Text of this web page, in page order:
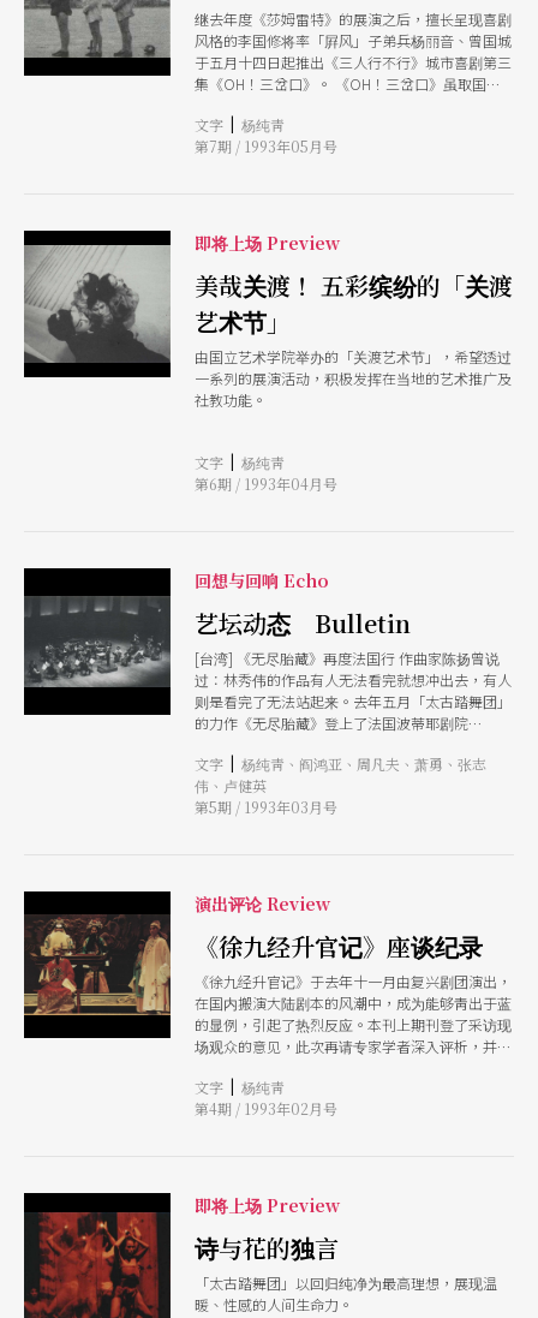
继去年度《莎姆雷特》的展演之后，擅长呈现喜剧
风格的李国修将率「屛风」子弟兵杨丽音、曾国城
于五月十四日起推出《三人行不行》城市喜剧第三
集《OH！三岔口》。 《OH！三岔口》虽取国剧
题，但在剧情结构上则是一个和《三岔口》完全不
同的故事：以来自大陆、香港、台湾三个原本是
的敏感话题提出新的观察。 （杨纯靑）
文字 | 杨纯靑
第7期 / 1993年05月号
即将上场 Preview
美哉关渡！ 五彩缤纷的「关渡
艺术节」
由国立艺术学院举办的「关渡艺术节」，希望透过
一系列的展演活动，积极发挥在当地的艺术推广及
社教功能。
文字 | 杨纯靑
第6期 / 1993年04月号
回想与回响 Echo
艺坛动态 Bulletin
[台湾] 《无尽胎藏》再度法国行 作曲家陈扬曾说
过：林秀伟的作品有人无法看完就想冲出去，有人
则是看完了无法站起来。去年五月「太古踏舞团」
的力作《无尽胎藏》登上了法国波蒂耶剧院
底剧院（thtre de la Bas-tille）的艺术总监克莉丝
汀即刻邀请林秀伟于今年再度率团访法。 在《无
尽胎藏》中，林秀伟企图运用水、火、地、风、空
主要舞者有林秀伟、萧贺文等六人，音乐部份由曾
获金马奖的史撷咏负责。 （杨纯靑） 优剧场赴菲
巡演 「优剧场」去年十一月巡回全省演出《漠．
水镜记》后，将文姬归汉的故事现代化为一名台湾
老妇返鄕探亲前的挣扎，以《母亲的水镜记》为
题，在台南试演。今年元月廿六至二月十日，又应
亚洲民众文化协会（ACPC）之邀赴菲，分别在马
尼拉的文化中心（CCP）、市郊一所大学的校园、
为《老虎进士》、《巡山头》，及将古今两版溶合
为一的《水镜记》，合为一整晚的演出。演员有三
了神奇的视觉效果。优剧场已邀请他于今年十月来
台，为新版《水镜记》设计灯光。 （阎鸿亚）
〔香港〕 九三年香港的音乐活动 一九九三年在音
乐界是拉赫曼尼诺夫五十周年，古诺、柴可夫斯基
一百周年，蒙台威尔第三百五十周年的逝世纪念
年，是华格纳、威尔第一百八十周年，布拉姆斯、
文字 | 杨纯靑、阎鸿亚、周凡夫、萧勇、张志
伟、卢健英
第5期 / 1993年03月号
演出评论 Review
《徐九经升官记》座谈纪录
《徐九经升官记》于去年十一月由复兴剧团演出，
在国内搬演大陆剧本的风潮中，成为能够靑出于蓝
的显例，引起了热烈反应。本刊上期刊登了采访现
场观众的意见，此次再请专家学者深入评析，并由
文字 | 杨纯靑
第4期 / 1993年02月号
即将上场 Preview
诗与花的独言
「太古踏舞团」以回归纯净为最高理想，展现温
暖、性感的人间生命力。